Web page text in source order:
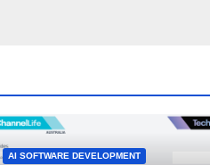
AI SOFTWARE DEVELOPMENT